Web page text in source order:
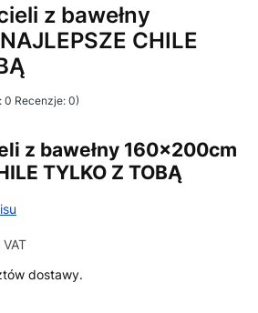
z bawełny
CHILE
0 Recenzje: 0)
z bawełny 160x200cm
TYLKO Z TOBĄ
VAT
dostawy.